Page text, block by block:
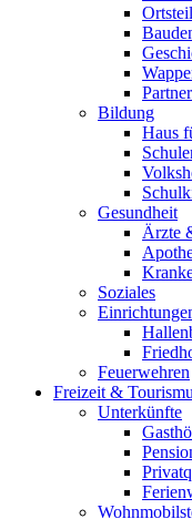
Bildung
Haus
Gesundheit
Ärzte
Soziales
Feuerwehren
Freizeit &
Unterkünfte